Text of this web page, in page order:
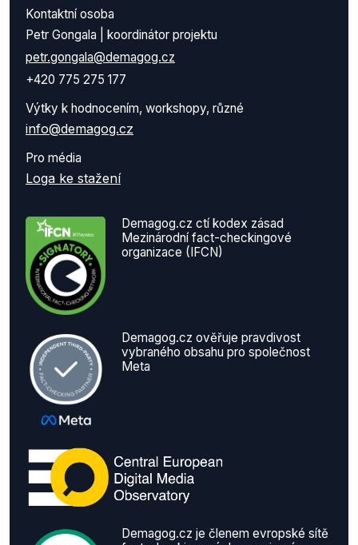
Kontaktní osoba
Petr Gongala | koordinátor projektu
petr.gongala@demagog.cz
+420 775 275 177
Výtky k hodnocením, workshopy, různé
info@demagog.cz
Pro média
Loga ke stažení
Demagog.cz ctí kodex zásad
Mezinárodní fact-checkingové
organizace (IFCN)
Demagog.cz ověřuje pravdivost
vybraného obsahu pro společnost
Meta
Demagog.cz je členem evropské sítě